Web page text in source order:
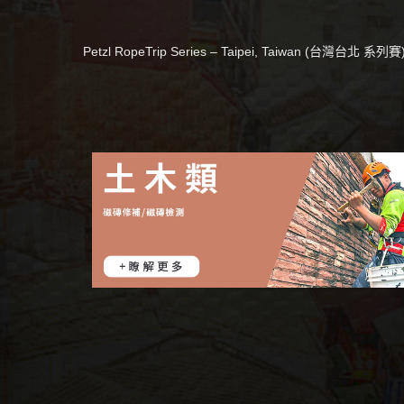
Petzl RopeTrip Series – Taipei, Taiwan (台灣台北 系列賽